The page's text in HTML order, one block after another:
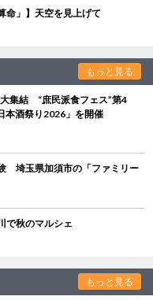
命」】天空を見上げて
もっと見る
集結 “庶民派食フェス”第4
本酒祭り2026」を開催
埼玉県加須市の「ファミリー
で秋のマルシェ
もっと見る